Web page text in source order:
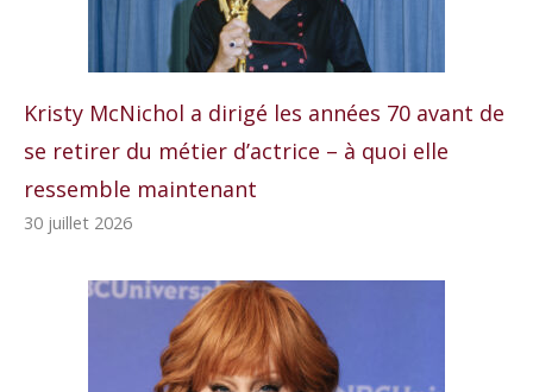
Kristy McNichol a dirigé les années 70 avant de
se retirer du métier d’actrice – à quoi elle
ressemble maintenant
30 juillet 2026